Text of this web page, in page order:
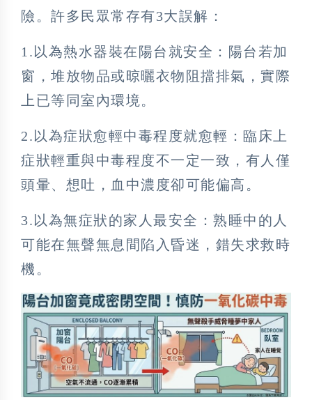
險。許多民眾常存有3大誤解：
1.以為熱水器裝在陽台就安全：陽台若加
窗，堆放物品或晾曬衣物阻擋排氣，實際
上已等同室內環境。
2.以為症狀愈輕中毒程度就愈輕：臨床上
症狀輕重與中毒程度不一定一致，有人僅
頭暈、想吐，血中濃度卻可能偏高。
3.以為無症狀的家人最安全：熟睡中的人
可能在無聲無息間陷入昏迷，錯失求救時
機。